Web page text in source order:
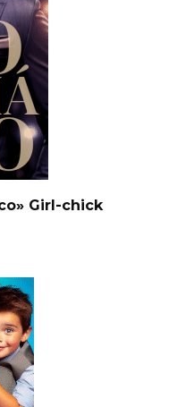
Girl-chick